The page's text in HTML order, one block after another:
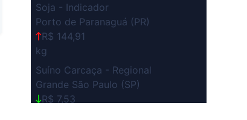
Soja - Indicador
Porto de Paranaguá (PR)
R$ 144,91
kg
Suíno Carcaça - Regional
Grande São Paulo (SP)
R$ 7,53